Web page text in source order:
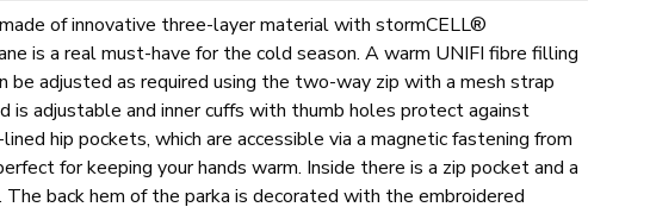
of innovative three-layer material with stormCELL®
is a real must-have for the cold season. A warm UNIFI fibre filling
adjusted as required using the two-way zip with a mesh strap
is adjustable and inner cuffs with thumb holes protect against
hip pockets, which are accessible via a magnetic fastening from
for keeping your hands warm. Inside there is a zip pocket and a
back hem of the parka is decorated with the embroidered